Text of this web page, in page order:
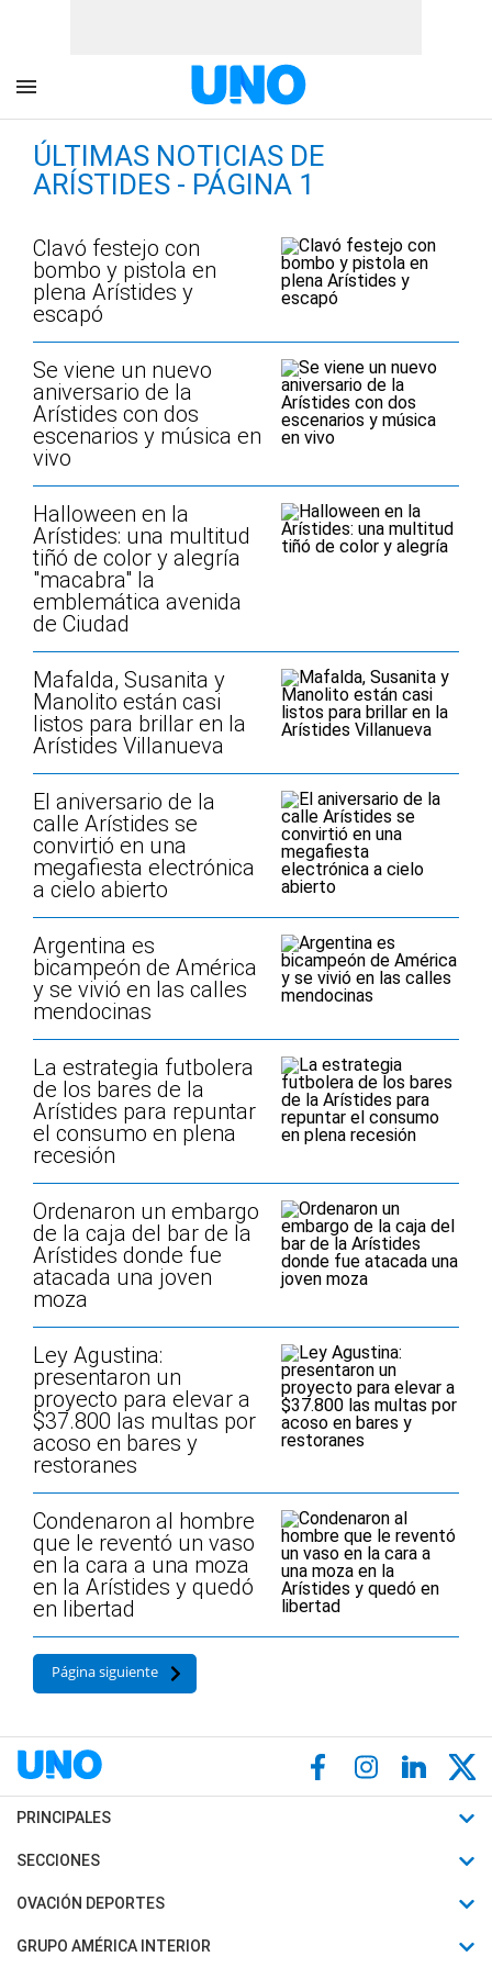
ÚLTIMAS NOTICIAS DE
ARÍSTIDES - PÁGINA 1
Clavó festejo con
bombo y pistola en
plena Arístides y
escapó
Se viene un nuevo
aniversario de la
Arístides con dos
escenarios y música en
vivo
Halloween en la
Arístides: una multitud
tiñó de color y alegría
"macabra" la
emblemática avenida
de Ciudad
Mafalda, Susanita y
Manolito están casi
listos para brillar en la
Arístides Villanueva
El aniversario de la
calle Arístides se
convirtió en una
megafiesta electrónica
a cielo abierto
Argentina es
bicampeón de América
y se vivió en las calles
mendocinas
La estrategia futbolera
de los bares de la
Arístides para repuntar
el consumo en plena
recesión
Ordenaron un embargo
de la caja del bar de la
Arístides donde fue
atacada una joven
moza
Ley Agustina:
presentaron un
proyecto para elevar a
$37.800 las multas por
acoso en bares y
restoranes
Condenaron al hombre
que le reventó un vaso
en la cara a una moza
en la Arístides y quedó
en libertad
Página siguiente
PRINCIPALES
Últimas Noticias
Política
SECCIONES
Horóscopo
Motores
OVACIÓN DEPORTES
Fútbol
GRUPO AMÉRICA INTERIOR